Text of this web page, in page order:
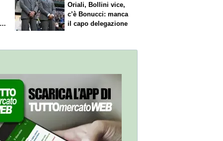
Oriali, Bollini vice,
c’è Bonucci: manca
il capo delegazione